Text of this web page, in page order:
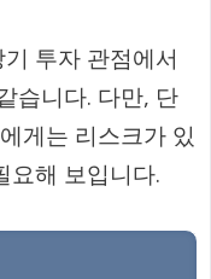
투자 관점에서
습니다. 다만, 단
게는 리스크가 있
요해 보입니다.